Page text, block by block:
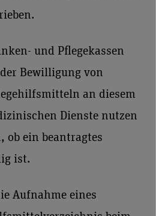
und Pflegekassen
Bewilligung von
an diesem
Dienste nutzen
ob ein beantragtes
ist.
Aufnahme eines